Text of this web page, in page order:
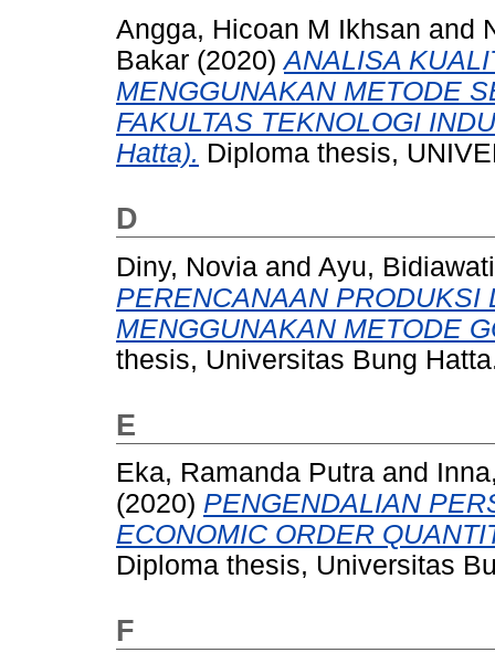
Angga, Hicoan M Ikhsan and
Bakar (2020)ANALISA
MENGGUNAKAN METODE
FAKULTAS TEKNOLOGI
Hatta). Diploma thesis,
D
Diny, Novia and Ayu,
PERENCANAAN PRODUKSI
MENGGUNAKAN METODE
thesis, Universitas Bung
E
Eka, Ramanda Putra and
(2020) PENGENDALIAN
ECONOMIC ORDER
Diploma thesis, Universitas
F